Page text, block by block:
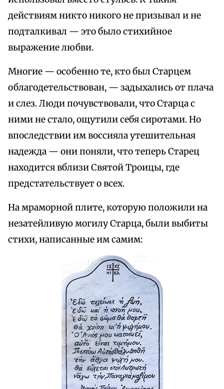
действиям никто никого не призывал и не
подталкивал — это было стихийное
выражение любви.
Многие — особенно те, кто был Старцем
облагодетельствован, — задыхались от плача
и слез. Люди почувствовали, что Старца с
ними не стало, ощутили себя сиротами. Но
впоследствии им воссияла утешительная
надежда — они поняли, что теперь Старец
находится вблизи Святой Троицы, где
предстательствует о всех.
На мраморной плите, которую положили на
незатейливую могилу Старца, были выбиты
стихи, написанные им самим: